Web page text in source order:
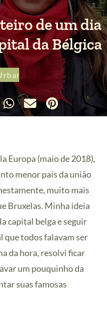
de um dia
da Bélgica
Europa (maio de 2018),
menor país da união
muito mais
Bruxelas. Minha ideia
capital belga e seguir
que todos falavam ser
da hora, resolvi ficar
um pouquinho da
suas famosas